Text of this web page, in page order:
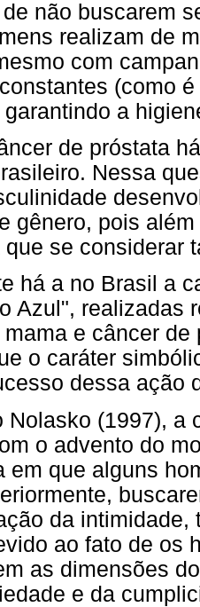
não buscarem
realizam de
com
(como
a
de próstata
Nessa
gênero, pois
que se considerar
há a no Brasil a
Azul", realizadas
e câncer
o caráter
dessa ação
Nolasko (1997), a
o advento do
em que alguns
da intimidade,
ao fato de os
as dimensões
e da